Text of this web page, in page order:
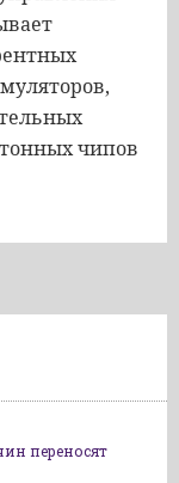
чипов
переносят